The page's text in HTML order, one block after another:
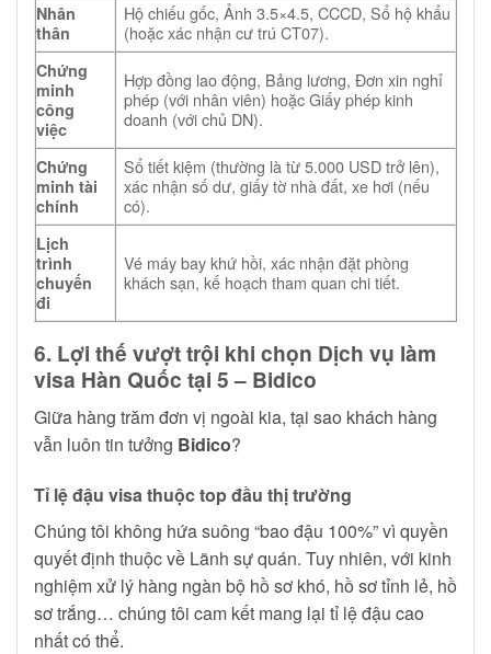
Nhân
thân
Hộ chiếu gốc, Ảnh 3.5×4.5, CCCD, Sổ hộ khẩu
(hoặc xác nhận cư trú CT07).
Chứng
minh
công
việc
Hợp đồng lao động, Bảng lương, Đơn xin nghỉ
phép (với nhân viên) hoặc Giấy phép kinh
doanh (với chủ DN).
Chứng
minh tài
chính
Sổ tiết kiệm (thường là từ 5.000 USD trở lên),
xác nhận số dư, giấy tờ nhà đất, xe hơi (nếu
có).
Lịch
trình
chuyến
đi
Vé máy bay khứ hồi, xác nhận đặt phòng
khách sạn, kế hoạch tham quan chi tiết.
6. Lợi thế vượt trội khi chọn Dịch vụ làm
visa Hàn Quốc tại 5 – Bidico
Giữa hàng trăm đơn vị ngoài kia, tại sao khách hàng
vẫn luôn tin tưởng Bidico?
Tỉ lệ đậu visa thuộc top đầu thị trường
Chúng tôi không hứa suông “bao đậu 100%” vì quyền
quyết định thuộc về Lãnh sự quán. Tuy nhiên, với kinh
nghiệm xử lý hàng ngàn bộ hồ sơ khó, hồ sơ tỉnh lẻ, hồ
sơ trắng… chúng tôi cam kết mang lại tỉ lệ đậu cao
nhất có thể.